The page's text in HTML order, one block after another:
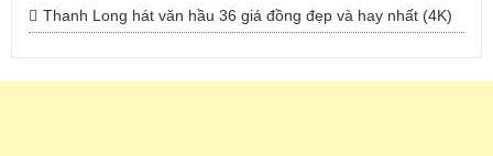
Thanh Long hát văn hầu 36 giá đồng đẹp và hay nhất (4K)